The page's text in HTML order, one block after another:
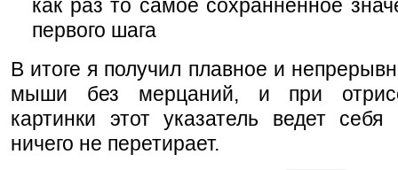
как раз то самое сохранненное
первого шага
В итоге я получил плавное и
мыши без мерцаний, и при
картинки этот указатель ведет себя
ничего не перетирает.